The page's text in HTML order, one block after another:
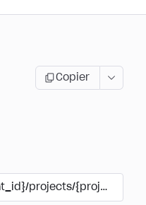
Copier
projects/